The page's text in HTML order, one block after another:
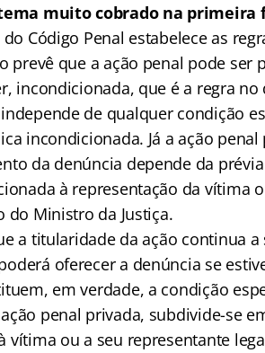
muito cobrado na primeira
do Código Penal estabelece as
prevê que a ação penal pode ser
incondicionada, que é a regra
de qualquer condição
incondicionada. Já a ação
da denúncia depende da
à representação da vítima
do Ministro da Justiça.
a titularidade da ação continua
oferecer a denúncia se
em verdade, a condição
penal privada, subdivide-se
vítima ou a seu representante